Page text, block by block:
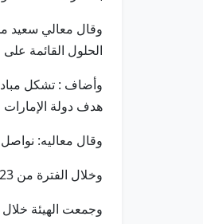
وقال معالي سعيد
الحلول القائمة على
وأضاف : تشكل
هدف دولة الإمارات المتمثل في
وقال معاليه:
وخلال الفترة من 2023 وحتى نهاية مايو 2026، وصل عدد أشجار القرم التي زرعتها هيئة كهرباء ومياه دبي في المحمية إلى 14,650 شجرة قرم.